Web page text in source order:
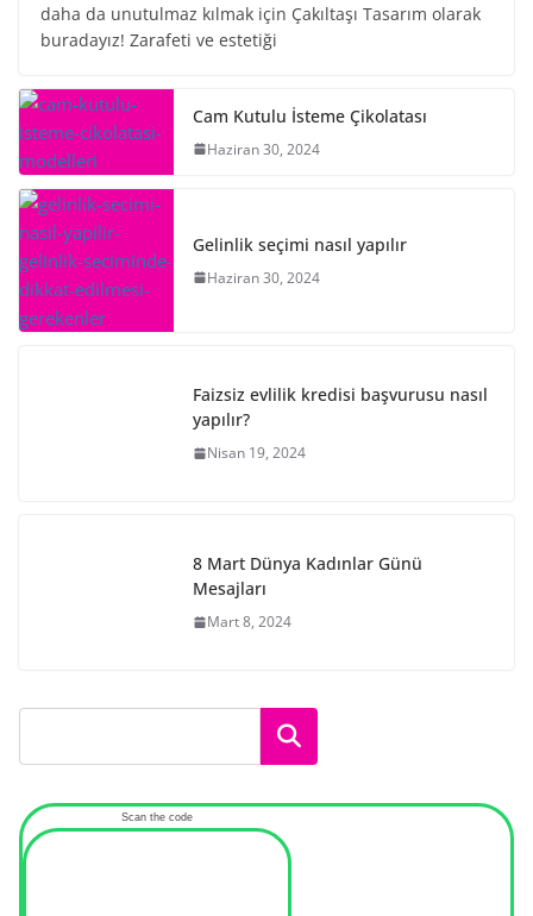
daha da unutulmaz kılmak için Çakıltaşı Tasarım olarak
buradayız! Zarafeti ve estetiği
Cam Kutulu İsteme Çikolatası
Haziran 30, 2024
Gelinlik seçimi nasıl yapılır
Haziran 30, 2024
Faizsiz evlilik kredisi başvurusu nasıl
yapılır?
Nisan 19, 2024
8 Mart Dünya Kadınlar Günü
Mesajları
Mart 8, 2024
Ara
Scan the code